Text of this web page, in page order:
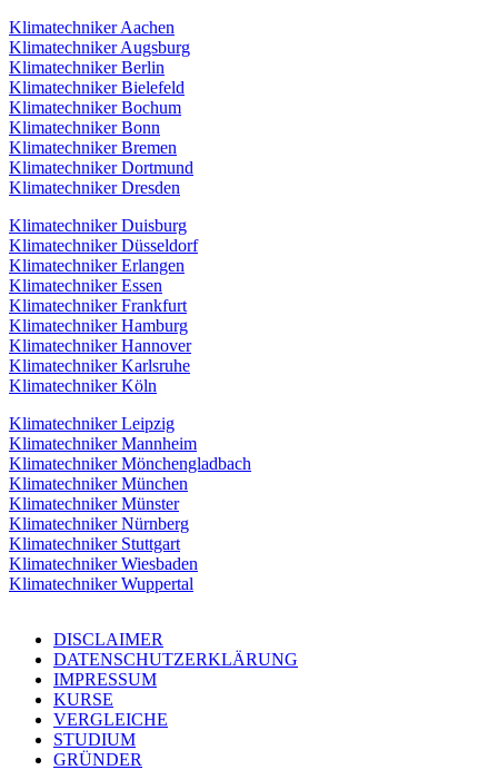
Klimatechniker Aachen
Klimatechniker Augsburg
Klimatechniker Berlin
Klimatechniker Bielefeld
Klimatechniker Bochum
Klimatechniker Bonn
Klimatechniker Bremen
Klimatechniker Dortmund
Klimatechniker Dresden
Klimatechniker Duisburg
Klimatechniker Düsseldorf
Klimatechniker Erlangen
Klimatechniker Essen
Klimatechniker Frankfurt
Klimatechniker Hamburg
Klimatechniker Hannover
Klimatechniker Karlsruhe
Klimatechniker Köln
Klimatechniker Leipzig
Klimatechniker Mannheim
Klimatechniker Mönchengladbach
Klimatechniker München
Klimatechniker Münster
Klimatechniker Nürnberg
Klimatechniker Stuttgart
Klimatechniker Wiesbaden
Klimatechniker Wuppertal
DISCLAIMER
DATENSCHUTZERKLÄRUNG
IMPRESSUM
KURSE
VERGLEICHE
STUDIUM
GRÜNDER